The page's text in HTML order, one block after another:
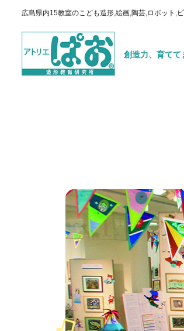
広島県内15教室のこども造形,絵画,陶芸,ロボット,
創造力、育てて